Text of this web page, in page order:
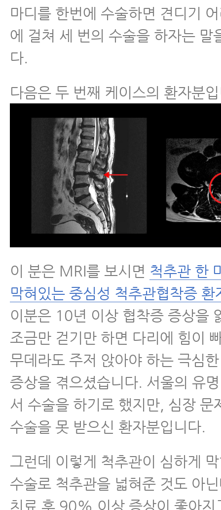
마디를 한번에 수술하면 견디기
에 걸쳐 세 번의 수술을 하자는 말
다.
다음은 두 번째 케이스의 환자분
이 분은 MRI를 보시면 척추관 한
막혀있는 중심성 척추관협착증 환
이분은 10년 이상 협착증 증상을
조금만 걷기만 하면 다리에 힘이
무데라도 주저 앉아야 하는 극심
증상을 겪으셨습니다. 서울의 유
서 수술을 하기로 했지만, 심장 문
수술을 못 받으신 환자분입니다.
그런데 이렇게 척추관이 심하게
수술로 척추관을 넓혀준 것도 아
치료 후 90% 이상 증상이 좋아지